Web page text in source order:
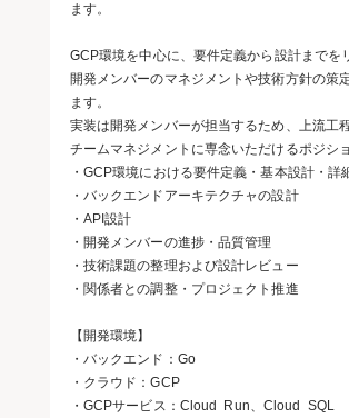
ます。
GCP環境を中心に、要件定義から設計までを
開発メンバーのマネジメントや技術方針の策
ます。
実装は開発メンバーが担当するため、上流工
チームマネジメントに専念いただけるポジシ
・GCP環境における要件定義・基本設計・詳
・バックエンドアーキテクチャの設計
・API設計
・開発メンバーの進捗・品質管理
・技術課題の整理および設計レビュー
・関係者との調整・プロジェクト推進
【開発環境】
・バックエンド：Go
・クラウド：GCP
・GCPサービス：Cloud Run、Cloud SQL